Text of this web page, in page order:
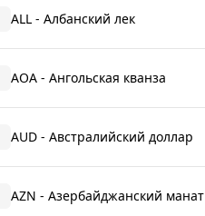
ALL - Албанский лек
AOA - Ангольская кванза
AUD - Австралийский доллар
AZN - Азербайджанский манат